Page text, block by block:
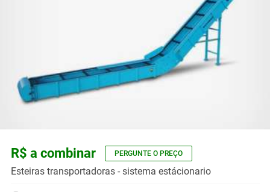
R$ a combinar PERGUNTE O PREÇO
Esteiras transportadoras - sistema estácionario